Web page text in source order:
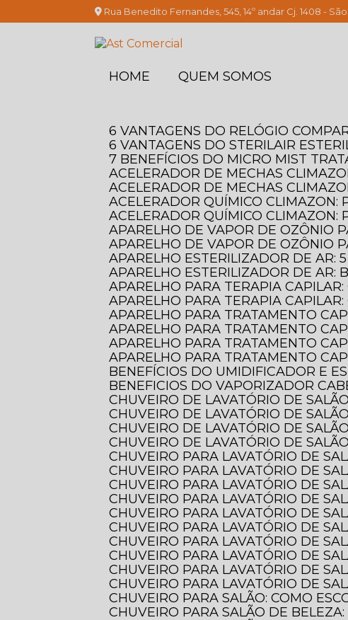
Rua Benedito Fernandes, 545, 14º andar Cj. 1408 -
HOME
QUEM SOMOS
6 VANTAGENS DO RELÓGIO
6 VANTAGENS DO STERILAIR
7 BENEFÍCIOS DO MICRO MIST
ACELERADOR DE MECHAS
ACELERADOR DE MECHAS
ACELERADOR QUÍMICO CLIMAZON:
ACELERADOR QUÍMICO CLIMAZON:
APARELHO DE VAPOR DE OZÔNIO
APARELHO DE VAPOR DE OZÔNIO
APARELHO ESTERILIZADOR DE AR:
APARELHO ESTERILIZADOR DE AR:
APARELHO PARA TERAPIA
APARELHO PARA TERAPIA
APARELHO PARA TRATAMENTO
APARELHO PARA TRATAMENTO
APARELHO PARA TRATAMENTO
APARELHO PARA TRATAMENTO
BENEFÍCIOS DO UMIDIFICADOR E
BENEFICIOS DO VAPORIZADOR
CHUVEIRO DE LAVATÓRIO DE
CHUVEIRO DE LAVATÓRIO DE
CHUVEIRO DE LAVATÓRIO DE
CHUVEIRO DE LAVATÓRIO DE
CHUVEIRO PARA LAVATÓRIO DE
CHUVEIRO PARA LAVATÓRIO DE
CHUVEIRO PARA LAVATÓRIO DE
CHUVEIRO PARA LAVATÓRIO DE
CHUVEIRO PARA LAVATÓRIO DE
CHUVEIRO PARA LAVATÓRIO DE
CHUVEIRO PARA LAVATÓRIO DE
CHUVEIRO PARA LAVATÓRIO DE
CHUVEIRO PARA LAVATÓRIO DE
CHUVEIRO PARA LAVATÓRIO DE
CHUVEIRO PARA SALÃO: COMO
CHUVEIRO PARA SALÃO DE